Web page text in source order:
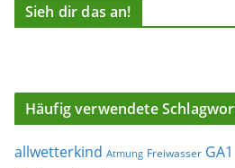
Sieh dir das an!
Häufig verwendete
allwetterkind Atmung Freiwasser GA1